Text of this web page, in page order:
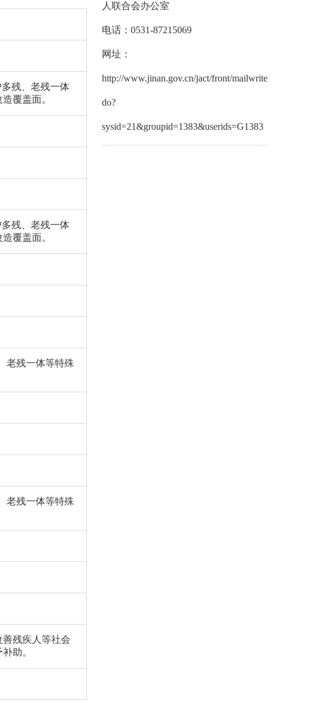
残、老残一体
覆盖面。
残、老残一体
覆盖面。
老残一体等特殊
老残一体等特殊
残疾人等社会
助。
人联合会办公室
电话：0531-87215069
网址：
http://www.jinan.gov.cn/jact/front/mailwrite.
do?
sysid=21&groupid=1383&userids=G1383